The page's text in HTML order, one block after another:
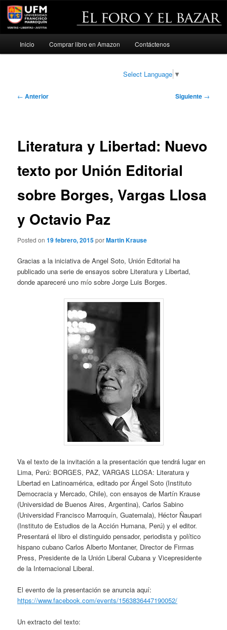
Ir
Inicio Comprar libro en Amazon Contáctenos
Select Language ▼
Navegación
← Anterior Siguiente →
Literatura y Libertad: Nuevo
texto por Unión Editorial
sobre Borges, Vargas Llosa
y Octavio Paz
Posted on19 febrero, 2015porMartin Krause
Gracias a la iniciativa de Angel Soto, Unión Editorial ha
publicado una serie de ensayos sobre Literatura y Libertad,
donde apareceré uno mío sobre Jorge Luis Borges.
Va el texto de la invitación a la presentación que tendrá lugar en
Lima, Perú: BORGES, PAZ, VARGAS LLOSA: Literatura y
Libertad en Latinoamérica, editado por Ángel Soto (Instituto
Democracia y Mercado, Chile), con ensayos de Martín Krause
(Universidad de Buenos Aires, Argentina), Carlos Sabino
(Universidad Francisco Marroquín, Guatemala), Héctor Ñaupari
(Instituto de Estudios de la Acción Humana, Perú) y el editor.
Presentará el libro el distinguido pensador, periodista y político
hispano cubano Carlos Alberto Montaner, Director de Firmas
Press, Presidente de la Unión Liberal Cubana y Vicepresidente
de la Internacional Liberal.
El evento de la presentación se anuncia aquí:
https://www.facebook.com/events/1563836447190052/
Un extracto del texto: